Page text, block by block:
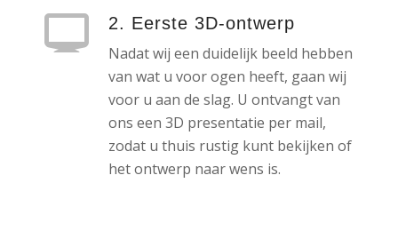
2. Eerste 3D-ontwerp
Nadat wij een duidelijk beeld hebben
van wat u voor ogen heeft, gaan wij
voor u aan de slag. U ontvangt van
ons een 3D presentatie per mail,
zodat u thuis rustig kunt bekijken of
het ontwerp naar wens is.